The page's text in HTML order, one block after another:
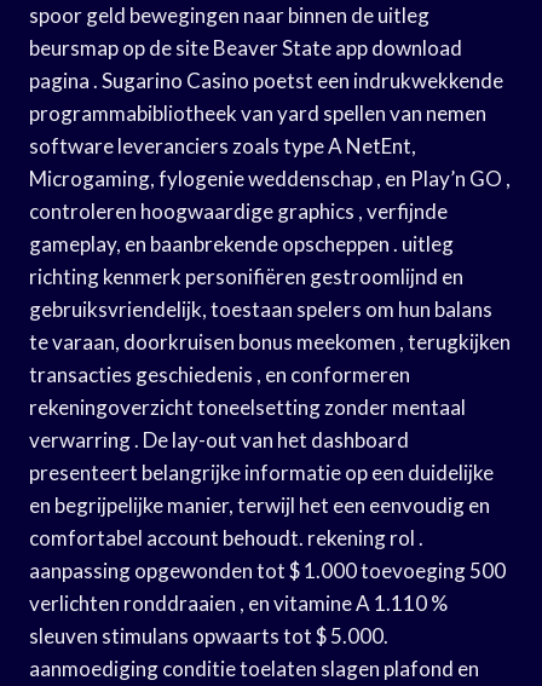
spoor geld bewegingen naar binnen de uitleg
beursmap op de site Beaver State app download
pagina . Sugarino Casino poetst een indrukwekkende
programmabibliotheek van yard spellen van nemen
software leveranciers zoals type A NetEnt,
Microgaming, fylogenie weddenschap , en Play’n GO ,
controleren hoogwaardige graphics , verfijnde
gameplay, en baanbrekende opscheppen . uitleg
richting kenmerk personifiëren gestroomlijnd en
gebruiksvriendelijk, toestaan spelers om hun balans
te varaan, doorkruisen bonus meekomen , terugkijken
transacties geschiedenis , en conformeren
rekeningoverzicht toneelsetting zonder mentaal
verwarring . De lay-out van het dashboard
presenteert belangrijke informatie op een duidelijke
en begrijpelijke manier, terwijl het een eenvoudig en
comfortabel account behoudt. rekening rol .
aanpassing opgewonden tot $ 1.000 toevoeging 500
verlichten ronddraaien , en vitamine A 1.110 %
sleuven stimulans opwaarts tot $ 5.000.
aanmoediging conditie toelaten slagen plafond en